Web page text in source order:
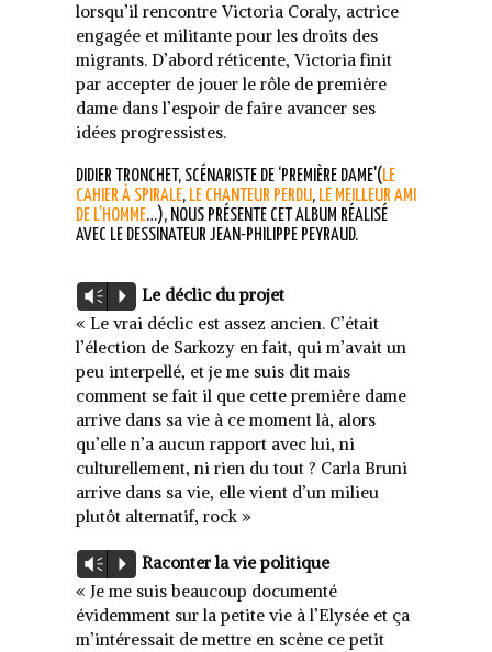
lorsqu’il rencontre Victoria Coraly, actrice
engagée et militante pour les droits des
migrants. D’abord réticente, Victoria finit
par accepter de jouer le rôle de première
dame dans l’espoir de faire avancer ses
idées progressistes.
DIDIER TRONCHET, SCÉNARISTE DE ‘PREMIÈRE DAME'(LE
CAHIER À SPIRALE, LE CHANTEUR PERDU, LE MEILLEUR AMI
DE L’HOMME…), NOUS PRÉSENTE CET ALBUM RÉALISÉ
AVEC LE DESSINATEUR JEAN-PHILIPPE PEYRAUD.
Lecteur
audio
Vm P
Le déclic du projet
« Le vrai déclic est assez ancien. C’était
l’élection de Sarkozy en fait, qui m’avait un
peu interpellé, et je me suis dit mais
comment se fait il que cette première dame
arrive dans sa vie à ce moment là, alors
qu’elle n’a aucun rapport avec lui, ni
culturellement, ni rien du tout ? Carla Bruni
arrive dans sa vie, elle vient d’un milieu
plutôt alternatif, rock »
Lecteur
audio
Vm P
Raconter la vie politique
« Je me suis beaucoup documenté
évidemment sur la petite vie à l’Elysée et ça
m’intéressait de mettre en scène ce petit